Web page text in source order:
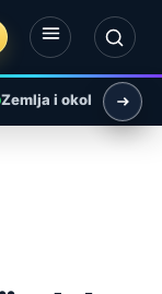
Zemlja i okoliš